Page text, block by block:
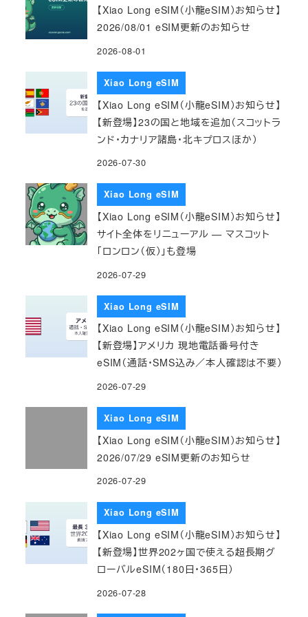
【Xiao Long eSIM（小龍eSIM）お知らせ】
2026/08/01 eSIM更新のお知らせ
2026-08-01
Xiao Long eSIM
【Xiao Long eSIM（小龍eSIM）お知らせ】
【新登場】23の国と地域を追加（スコットラ
ンド・カナリア諸島・北キプロスほか）
2026-07-30
Xiao Long eSIM
【Xiao Long eSIM（小龍eSIM）お知らせ】
サイト全体をリニューアル — マスコット
「ロンロン（仮）」も登場
2026-07-29
Xiao Long eSIM
【Xiao Long eSIM（小龍eSIM）お知らせ】
【新登場】アメリカ 現地電話番号付き
eSIM（通話・SMS込み／本人確認は不要）
2026-07-29
Xiao Long eSIM
【Xiao Long eSIM（小龍eSIM）お知らせ】
2026/07/29 eSIM更新のお知らせ
2026-07-29
Xiao Long eSIM
【Xiao Long eSIM（小龍eSIM）お知らせ】
【新登場】世界202ヶ国で使える超長期グ
ローバルeSIM（180日・365日）
2026-07-28